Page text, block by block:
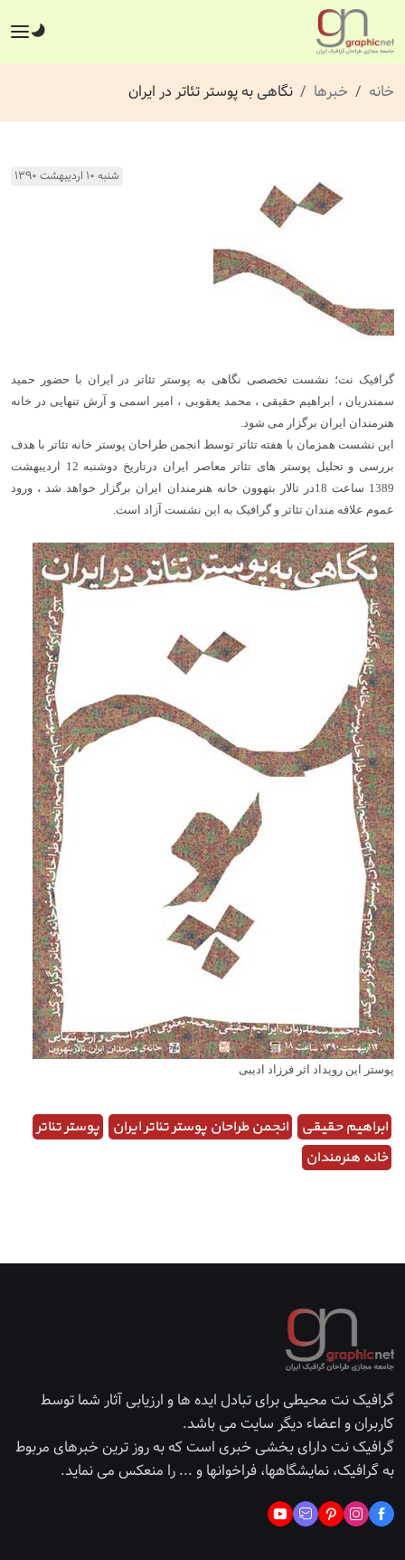
خانه خبرها نگاهی به پوستر تئاتر در ایران
شنبه ۱۰ اردیبهشت ۱۳۹۰
گرافیک نت؛ نشست تخصصی نگاهی به پوستر تئاتر در ایران با حضور حمید
سمندریان ، ابراهیم حقیقی ، محمد یعقوبی ، امیر اسمی و آرش تنهایی در خانه
هنرمندان ایران برگزار می شود.
این نشست همزمان با هفته تئاتر توسط انجمن طراحان پوستر خانه تئاتر با هدف
بررسی و تحلیل پوستر های تئاتر معاصر ایران درتاریخ دوشنبه 12 اردیبهشت
1389 ساعت 18در تالار بتهوون خانه هنرمندان ایران برگزار خواهد شد ، ورود
عموم علاقه مندان تئاتر و گرافیک به این نشست آزاد است.
پوستر این رویداد اثر فرزاد ادیبی
ابراهیم حقیقی انجمن طراحان پوستر تئاتر ایران
پوستر تئاتر
خانه هنرمندان
گرافیک نت محیطی برای تبادل ایده ها و ارزیابی آثار شما توسط
کاربران و اعضاء دیگر سایت می باشد.
گرافیک نت دارای بخشی خبری است که به روز ترین خبرهای مربوط
به گرافیک، نمایشگاهها، فراخوانها و ... را منعکس می نماید.